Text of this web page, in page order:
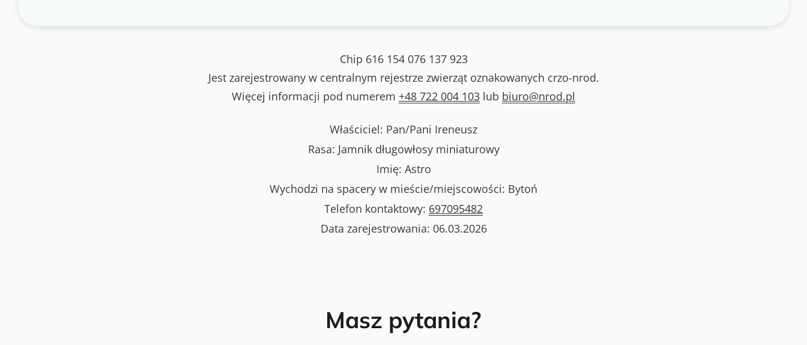
Chip 616 154 076 137 923
Jest zarejestrowany w centralnym rejestrze zwierząt oznakowanych crzo-nrod.
Więcej informacji pod numerem +48 722 004 103 lub biuro@nrod.pl
Właściciel: Pan/Pani Ireneusz
Rasa: Jamnik długowłosy miniaturowy
Imię: Astro
Wychodzi na spacery w mieście/miejscowości: Bytoń
Telefon kontaktowy: 697095482
Data zarejestrowania: 06.03.2026
Masz pytania?